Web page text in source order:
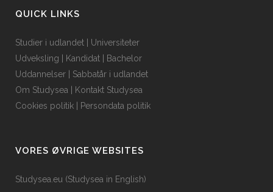
QUICK LINKS
Studier i udlandet
Universiteter
Udveksling
Kandidat
Bachelor
Uddannelser
Sabbatår i udlandet
Om Studysea
Kontakt Studysea
Cookies politik
Persondata politik
VORES ØVRIGE WEBSITES
Studysea.eu (Studysea in English)